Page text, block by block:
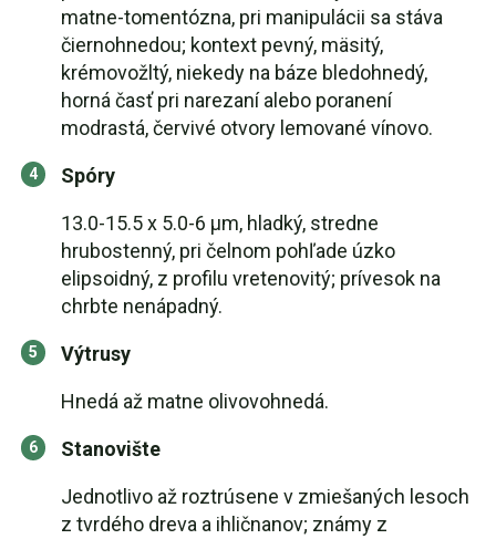
matne-tomentózna, pri manipulácii sa stáva
čiernohnedou; kontext pevný, mäsitý,
krémovožltý, niekedy na báze bledohnedý,
horná časť pri narezaní alebo poranení
modrastá, červivé otvory lemované vínovo.
Spóry
13.0-15.5 x 5.0-6 µm, hladký, stredne
hrubostenný, pri čelnom pohľade úzko
elipsoidný, z profilu vretenovitý; prívesok na
chrbte nenápadný.
Výtrusy
Hnedá až matne olivovohnedá.
Stanovište
Jednotlivo až roztrúsene v zmiešaných lesoch
z tvrdého dreva a ihličnanov; známy z